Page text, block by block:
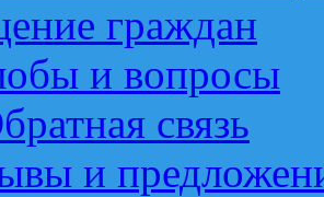
граждан
и вопросы
связь
и